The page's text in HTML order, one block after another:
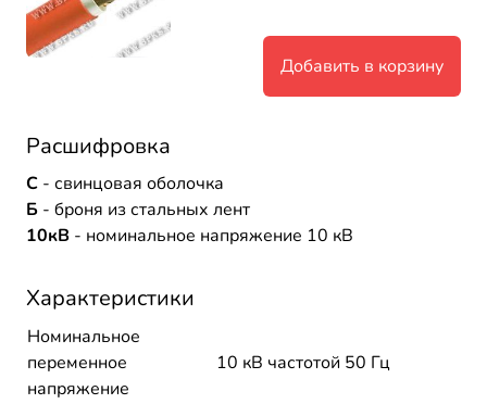
Добавить в корзину
Расшифровка
С - свинцовая оболочка
Б - броня из стальных лент
10кВ - номинальное напряжение 10 кВ
Характеристики
Номинальное
переменное
напряжение
10 кВ частотой 50 Гц